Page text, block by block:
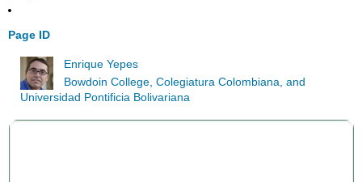
Page ID
Enrique Yepes
Bowdoin College, Colegiatura Colombiana, and
Universidad Pontificia Bolivariana